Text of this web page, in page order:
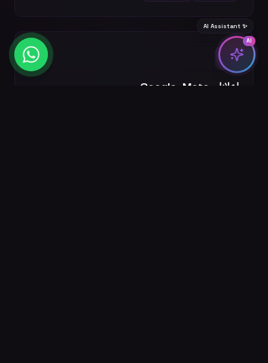
إعلانات Meta وGoogle
AI Assistant ✨
AI